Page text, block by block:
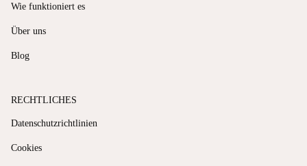
Wie funktioniert es
Über uns
Blog
RECHTLICHES
Datenschutzrichtlinien
Cookies